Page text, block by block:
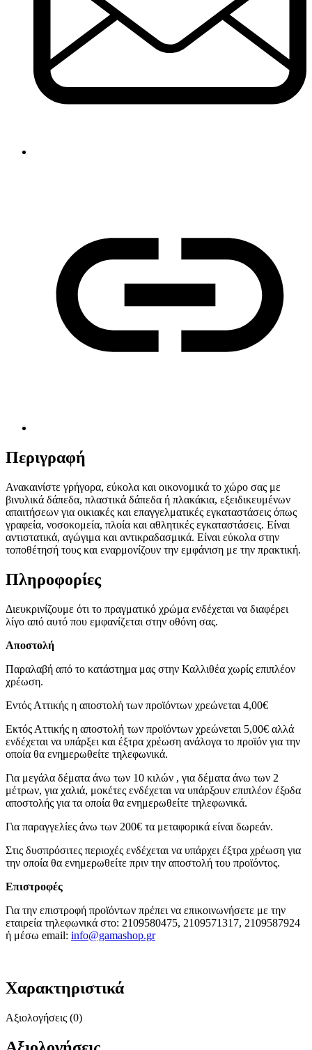
Περιγραφή
Ανακαινίστε γρήγορα, εύκολα και οικονομικά το χώρο σας με
βινυλικά δάπεδα, πλαστικά δάπεδα ή πλακάκια, εξειδικευμένων
απαιτήσεων για οικιακές και επαγγελματικές εγκαταστάσεις όπως
γραφεία, νοσοκομεία, πλοία και αθλητικές εγκαταστάσεις. Είναι
αντιστατικά, αγώγιμα και αντικραδασμικά. Είναι εύκολα στην
τοποθέτησή τους και εναρμονίζουν την εμφάνιση με την πρακτική.
Πληροφορίες
Διευκρινίζουμε ότι το πραγματικό χρώμα ενδέχεται να διαφέρει
λίγο από αυτό που εμφανίζεται στην οθόνη σας.
Αποστολή
Παραλαβή από το κατάστημα μας στην Καλλιθέα χωρίς επιπλέον
χρέωση.
Εντός Αττικής η αποστολή των προϊόντων χρεώνεται 4,00€
Εκτός Αττικής η αποστολή των προϊόντων χρεώνεται 5,00€ αλλά
ενδέχεται να υπάρξει και έξτρα χρέωση ανάλογα το προϊόν για την
οποία θα ενημερωθείτε τηλεφωνικά.
Για μεγάλα δέματα άνω των 10 κιλών , για δέματα άνω των 2
μέτρων, για χαλιά, μοκέτες ενδέχεται να υπάρξουν επιπλέον έξοδα
αποστολής για τα οποία θα ενημερωθείτε τηλεφωνικά.
Για παραγγελίες άνω των 200€ τα μεταφορικά είναι δωρεάν.
Στις δυσπρόσιτες περιοχές ενδέχεται να υπάρχει έξτρα χρέωση για
την οποία θα ενημερωθείτε πριν την αποστολή του προϊόντος.
Επιστροφές
Για την επιστροφή προϊόντων πρέπει να επικοινωνήσετε με την
εταιρεία τηλεφωνικά στο: 2109580475, 2109571317, 2109587924
ή μέσω email: info@gamashop.gr
Χαρακτηριστικά
Αξιολογήσεις (0)